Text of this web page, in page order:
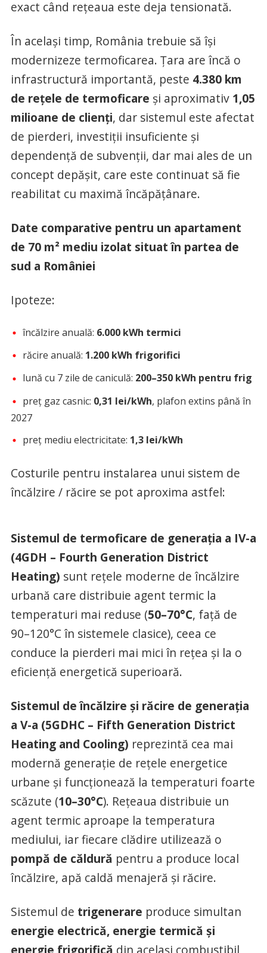
exact când rețeaua este deja tensionată.
În același timp, România trebuie să își
modernizeze termoficarea. Țara are încă o
infrastructură importantă, peste 4.380 km
de rețele de termoficare și aproximativ 1,05
milioane de clienți, dar sistemul este afectat
de pierderi, investiții insuficiente și
dependență de subvenții, dar mai ales de un
concept depășit, care este continuat să fie
reabilitat cu maximă încăpățânare.
Date comparative pentru un apartament
de 70 m² mediu izolat situat în partea de
sud a României
Ipoteze:
încălzire anuală: 6.000 kWh termici
răcire anuală: 1.200 kWh frigorifici
lună cu 7 zile de caniculă: 200–350 kWh pentru frig
preț gaz casnic: 0,31 lei/kWh, plafon extins până în
2027
preț mediu electricitate: 1,3 lei/kWh
Costurile pentru instalarea unui sistem de
încălzire / răcire se pot aproxima astfel:
Sistemul de termoficare de generația a IV-a
(4GDH – Fourth Generation District
Heating) sunt rețele moderne de încălzire
urbană care distribuie agent termic la
temperaturi mai reduse (50–70°C, față de
90–120°C în sistemele clasice), ceea ce
conduce la pierderi mai mici în rețea și la o
eficiență energetică superioară.
Sistemul de încălzire și răcire de generația
a V-a (5GDHC – Fifth Generation District
Heating and Cooling) reprezintă cea mai
modernă generație de rețele energetice
urbane și funcționează la temperaturi foarte
scăzute (10–30°C). Rețeaua distribuie un
agent termic aproape la temperatura
mediului, iar fiecare clădire utilizează o
pompă de căldură pentru a produce local
încălzire, apă caldă menajeră și răcire.
Sistemul de trigenerare produce simultan
energie electrică, energie termică și
energie frigorifică din același combustibil,